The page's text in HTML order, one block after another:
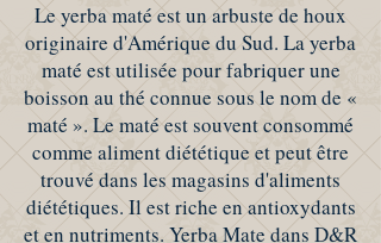
Le yerba maté est un arbuste de houx
originaire d'Amérique du Sud. La yerba
maté est utilisée pour fabriquer une
boisson au thé connue sous le nom de «
maté ». Le maté est souvent consommé
comme aliment diététique et peut être
trouvé dans les magasins d'aliments
diététiques. Il est riche en antioxydants
et en nutriments. Yerba Mate dans D&R